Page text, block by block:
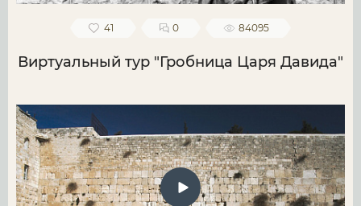
41 0 84095
Виртуальный тур "Гробница Царя Давида"